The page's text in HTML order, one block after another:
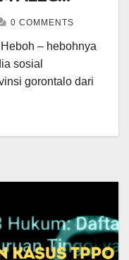
0 COMMENTS
– hebohnya
sosial
gorontalo dari